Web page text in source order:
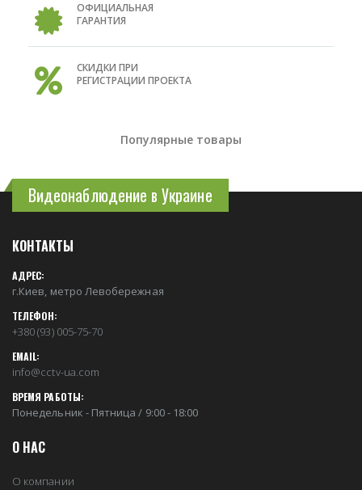
ОФИЦИАЛЬНАЯ
ГАРАНТИЯ
СКИДКИ ПРИ
РЕГИСТРАЦИИ ПРОЕКТА
Популярные товары
Видеонаблюдение в Украине
КОНТАКТЫ
АДРЕС:
г.Киев, метро Левобережная
ТЕЛЕФОН:
+380 (93) 005-75-70
EMAIL:
info@cctv-ua.com
ВРЕМЯ РАБОТЫ:
Понедельник - Пятница / 9:00 - 18:00
О НАС
О компании